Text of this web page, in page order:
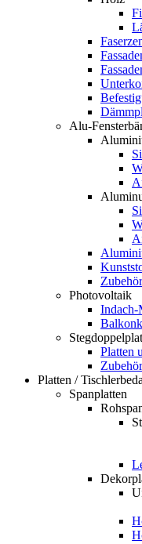
Alu-
Photovoltaik
Indach-
Platten
Zubehör
Platten /
Spanplatten